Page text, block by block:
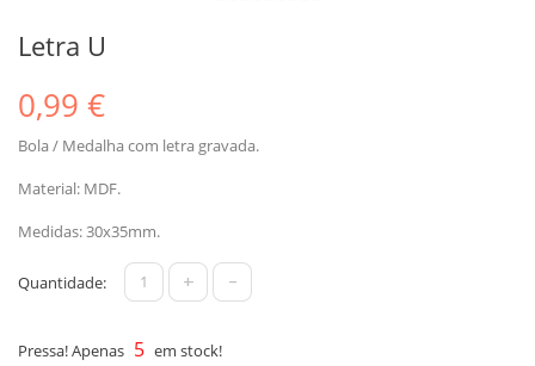
Letra U
0,99 €
Bola / Medalha com letra gravada.
Material: MDF.
Medidas: 30x35mm.
Quantidade: + -
Pressa! Apenas 5 em stock!